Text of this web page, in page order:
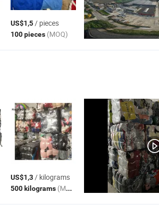
US$1,5/ pieces
100 pieces (MOQ)
US$1,3/ kilograms
500 kilograms (MOQ)